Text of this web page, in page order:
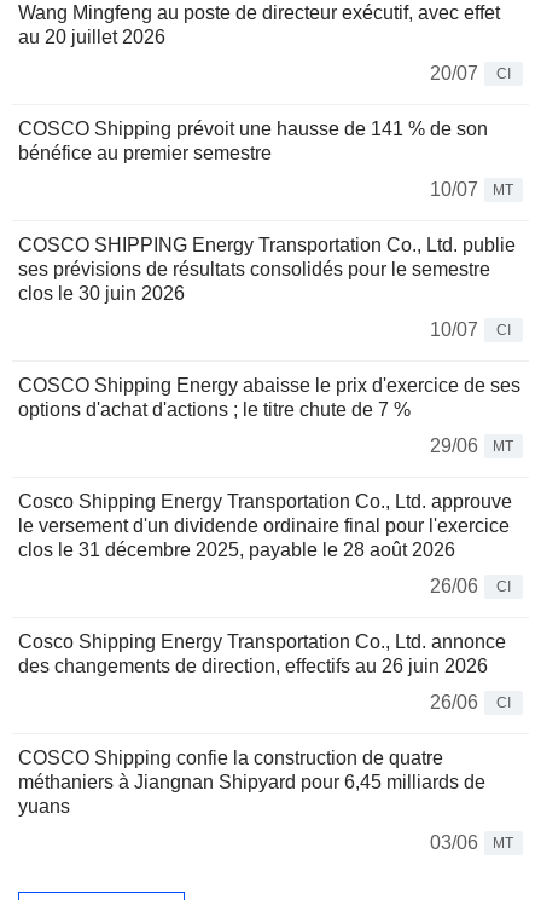
Wang Mingfeng au poste de directeur exécutif, avec effet
au 20 juillet 2026
20/07
CI
COSCO Shipping prévoit une hausse de 141 % de son
bénéfice au premier semestre
10/07
MT
COSCO SHIPPING Energy Transportation Co., Ltd. publie
ses prévisions de résultats consolidés pour le semestre
clos le 30 juin 2026
10/07
CI
COSCO Shipping Energy abaisse le prix d'exercice de ses
options d'achat d'actions ; le titre chute de 7 %
29/06
MT
Cosco Shipping Energy Transportation Co., Ltd. approuve
le versement d'un dividende ordinaire final pour l'exercice
clos le 31 décembre 2025, payable le 28 août 2026
26/06
CI
Cosco Shipping Energy Transportation Co., Ltd. annonce
des changements de direction, effectifs au 26 juin 2026
26/06
CI
COSCO Shipping confie la construction de quatre
méthaniers à Jiangnan Shipyard pour 6,45 milliards de
yuans
03/06
MT